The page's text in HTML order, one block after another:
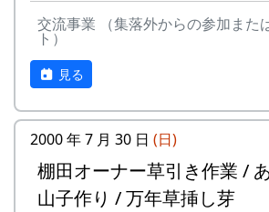
交流事業 （集落外からの参加また
ト）
見る
2000 年 7 月 30 日 (日)
棚田オーナー草引き作業 /
山子作り / 万年草挿し芽